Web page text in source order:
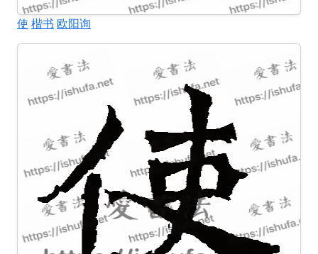
使 楷书 欧阳询